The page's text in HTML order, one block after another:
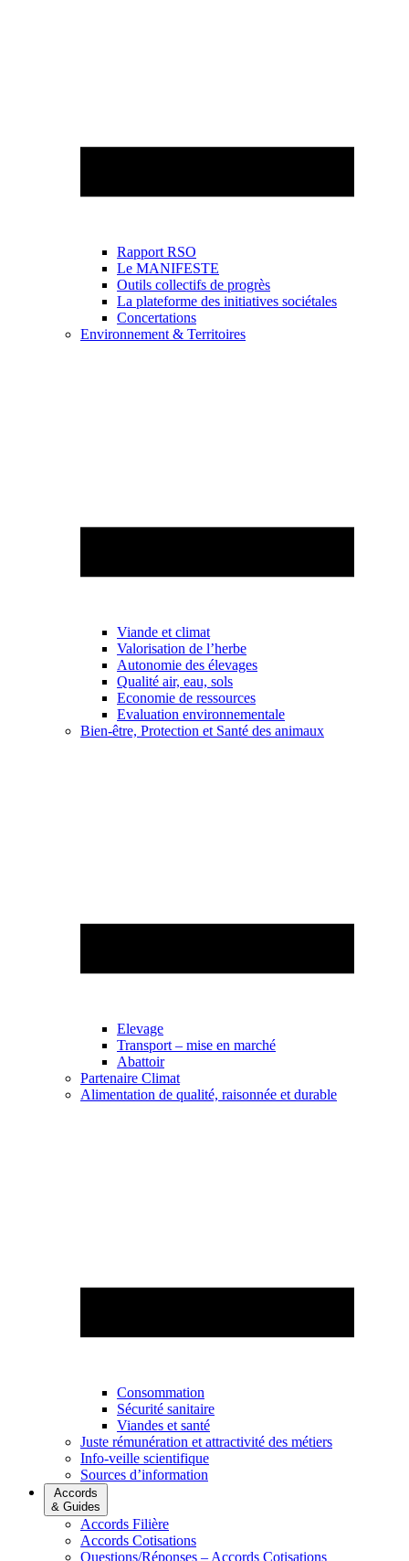
Rapport RSO
Le MANIFESTE
Outils collectifs de progrès
La plateforme des initiatives sociétales
Concertations
Environnement & Territoires
Viande et climat
Valorisation de l’herbe
Autonomie des élevages
Qualité air, eau, sols
Economie de ressources
Evaluation environnementale
Bien-être, Protection et Santé des animaux
Elevage
Transport – mise en marché
Abattoir
Partenaire Climat
Alimentation de qualité, raisonnée et durable
Consommation
Sécurité sanitaire
Viandes et santé
Juste rémunération et attractivité des métiers
Info-veille scientifique
Sources d’information
Accords
& Guides
Accords Filière
Accords Cotisations
Questions/Réponses – Accords Cotisations